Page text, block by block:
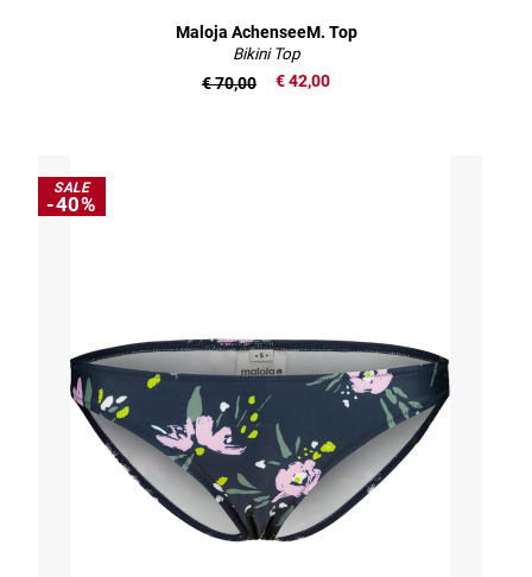
Maloja AchenseeM. Top
Bikini Top
€ 42,00
€ 70,00
SALE
-40%